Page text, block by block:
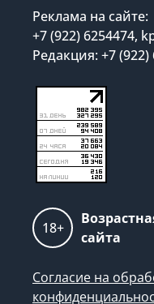
Реклама на сайте:
+7 (922) 6254474,
Редакция: +7
18+
сайта
Согласие на